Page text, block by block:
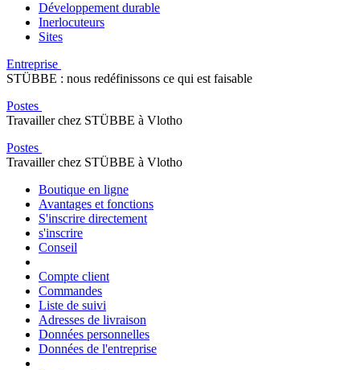
Développement durable
Inerlocuteurs
Sites
Entreprise
STÜBBE : nous redéfinissons ce qui est faisable
Postes
Travailler chez STÜBBE à Vlotho
Postes
Travailler chez STÜBBE à Vlotho
Boutique en ligne
Avantages et fonctions
S'inscrire directement
s'inscrire
Conseil
Compte client
Commandes
Liste de suivi
Adresses de livraison
Données personnelles
Données de l'entreprise